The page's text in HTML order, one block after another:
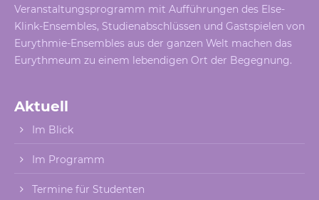
Veranstaltungsprogramm mit Aufführungen des Else-
Klink-Ensembles, Studienabschlüssen und Gastspielen von
Eurythmie-Ensembles aus der ganzen Welt machen das
Eurythmeum zu einem lebendigen Ort der Begegnung.
Aktuell
Im Blick
Im Programm
Termine für Studenten